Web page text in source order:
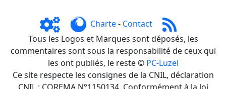
Charte- Contact
Tous les Logos et Marques sont déposés, les
commentaires sont sous la responsabilité de ceux qui
les ont publiés, le reste © PC-Luzel
Ce site respecte les consignes de la CNIL, déclaration